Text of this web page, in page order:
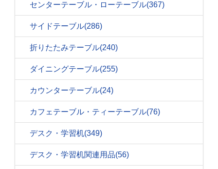
センターテーブル・ローテーブル(367)
サイドテーブル(286)
折りたたみテーブル(240)
ダイニングテーブル(255)
カウンターテーブル(24)
カフェテーブル・ティーテーブル(76)
デスク・学習机(349)
デスク・学習机関連用品(56)